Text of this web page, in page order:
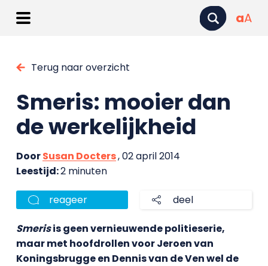
aA
Terug naar overzicht
Smeris: mooier dan
de werkelijkheid
DoorSusan Docters, 02 april 2014
Leestijd:2 minuten
reageer deel
Smerisis geen vernieuwende politieserie,
maar met hoofdrollen voor Jeroen van
Koningsbrugge en Dennis van de Ven wel de